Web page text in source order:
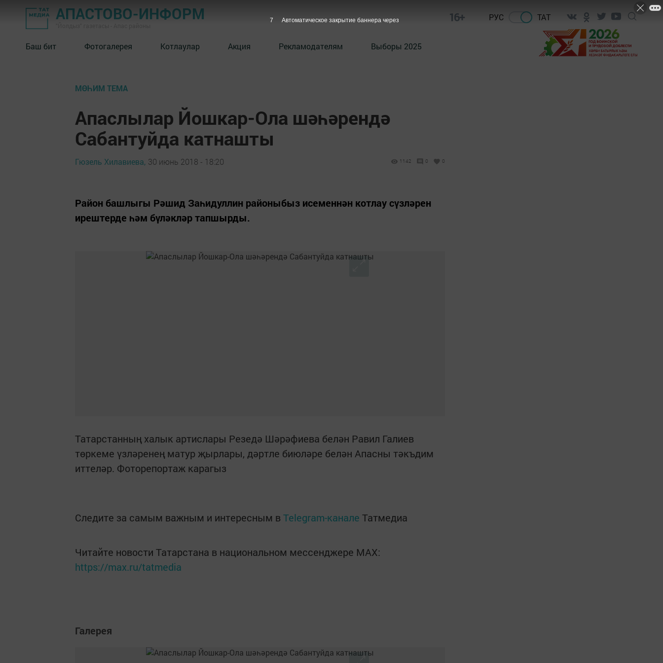
АПАСТОВО-ИНФОРМ 16+ РУС ТАТ
Баш бит Фотогалерея Котлаулар Акция Рекламодателям Выборы 2025
МӨҺИМ ТЕМА
Апаслылар Йошкар-Ола шәһәрендә
Сабантуйда катнашты
Гюзель Хилавиева, 30 июнь 2018 - 18:20 1142 0 0
Район башлыгы Рәшид Заһидуллин районыбыз исеменнән котлау сүзләрен
ирештерде һәм бүләкләр тапшырды.
Татарстанның халык артислары Резедә Шәрәфиева белән Равил Галиев
төркеме үзләренең матур җырлары, дәртле биюләре белән Апасны тәкъдим
иттеләр. Фоторепортаж карагыз
Следите за самым важным и интересным в Telegram-канале Татмедиа
Читайте новости Татарстана в национальном мессенджере MАХ:
https://max.ru/tatmedia
Галерея
6 Автоматическое закрытие баннера через